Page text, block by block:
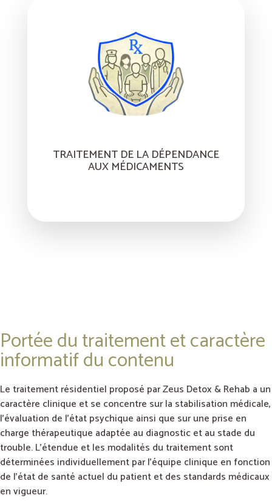
TRAITEMENT DE LA DÉPENDANCE
AUX MÉDICAMENTS
Portée du traitement et caractère
informatif du contenu
Le traitement résidentiel proposé par Zeus Detox & Rehab a un
caractère clinique et se concentre sur la stabilisation médicale,
l’évaluation de l’état psychique ainsi que sur une prise en
charge thérapeutique adaptée au diagnostic et au stade du
trouble. L’étendue et les modalités du traitement sont
déterminées individuellement par l’équipe clinique en fonction
de l’état de santé actuel du patient et des standards médicaux
en vigueur.